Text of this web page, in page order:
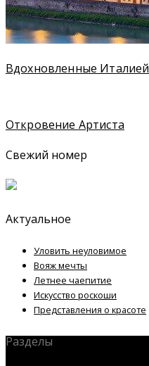
Вдохновленные Италией
Откровение Артиста
Свежий номер
Актуальное
Уловить неуловимое
Вояж мечты
Летнее чаепитие
Искусство роскоши
Представления о красоте
Разделы